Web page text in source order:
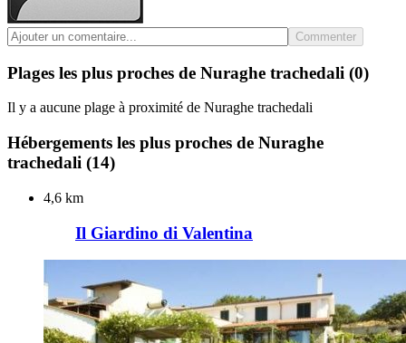
Commenter
Plages les plus proches de Nuraghe trachedali (0)
Il y a aucune plage à proximité de Nuraghe trachedali
Hébergements les plus proches de Nuraghe
trachedali (14)
4,6 km
Il Giardino di Valentina